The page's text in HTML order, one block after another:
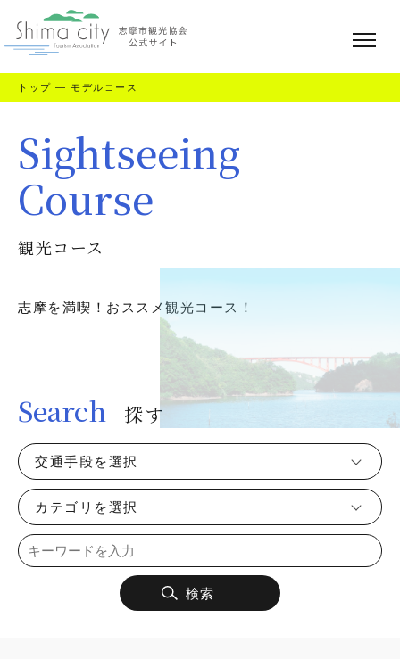
トップ — モデルコース
Sightseeing
Course
観光コース
志摩を満喫！おススメ観光コース！
Search 探す
交通手段を選択
カテゴリを選択
検索